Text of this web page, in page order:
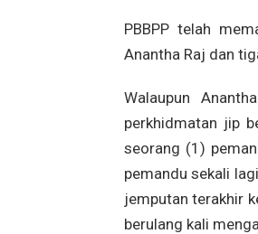
PBBPP telah
Anantha Raj dan
Walaupun
perkhidmatan jip
seorang (1)
pemandu sekali
jemputan terakhir
berulang kali